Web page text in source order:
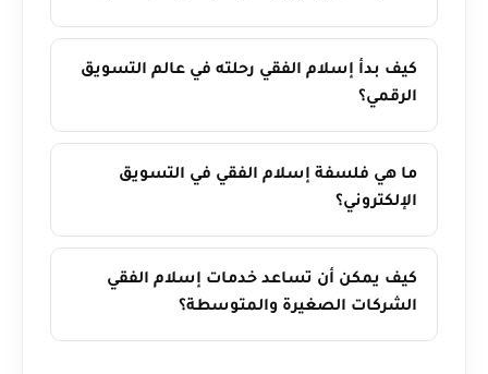
كيف بدأ إسلام الفقي رحلته في عالم التسويق
الرقمي؟
ما هي فلسفة إسلام الفقي في التسويق
الإلكتروني؟
كيف يمكن أن تساعد خدمات إسلام الفقي
الشركات الصغيرة والمتوسطة؟